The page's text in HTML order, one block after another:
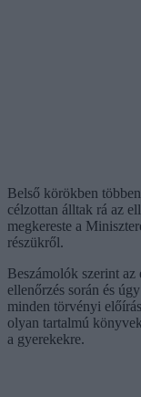
Belső körökben
célzottan álltak rá az
megkereste a
részükről.
Beszámolók szerint
ellenőrzés során és
minden törvényi
olyan tartalmú
a gyerekekre.